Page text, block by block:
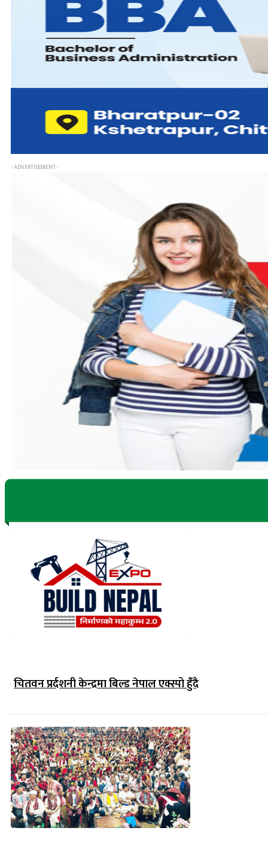
- ADVERTISEMENT -
चितवन प्रर्दशनी केन्द्रमा बिल्ड नेपाल एक्स्पो हुंँदै